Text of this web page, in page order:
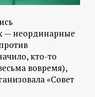
— неординарные
кто-то
вовремя),
«Совет